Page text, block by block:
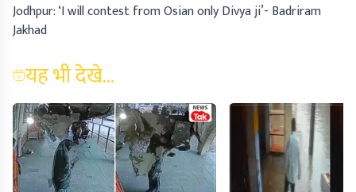
Jodhpur: ‘I will contest from Osian only Divya ji’- Badriram
Jakhad
यह भी देखे...